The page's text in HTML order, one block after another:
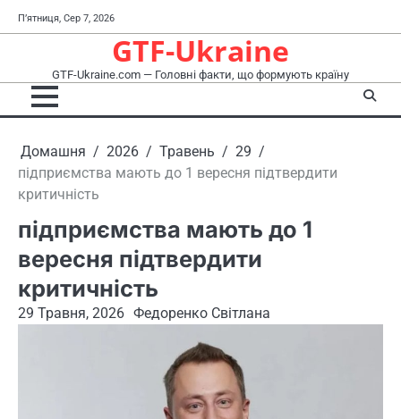
до
П’ятниця, Сер 7, 2026
GTF-Ukraine
GTF-Ukraine.com — Головні факти, що формують країну
Домашня 2026 Травень
29
підприємства мають до 1 вересня підтвердити
критичність
підприємства мають до 1
вересня підтвердити
критичність
29 Травня, 2026 Федоренко Світлана